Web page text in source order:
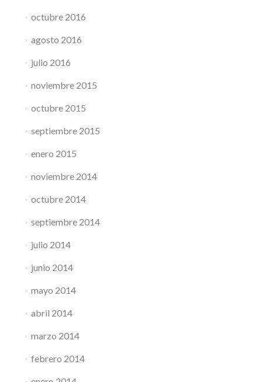
octubre 2016
agosto 2016
julio 2016
noviembre 2015
octubre 2015
septiembre 2015
enero 2015
noviembre 2014
octubre 2014
septiembre 2014
julio 2014
junio 2014
mayo 2014
abril 2014
marzo 2014
febrero 2014